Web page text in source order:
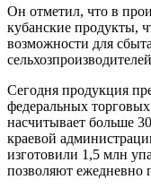
Он отметил, что в
кубанские продукты,
возможности для
Сегодня продукция
федеральных
насчитывает больше
краевой
изготовили 1,5 млн
позволяют ежедневно